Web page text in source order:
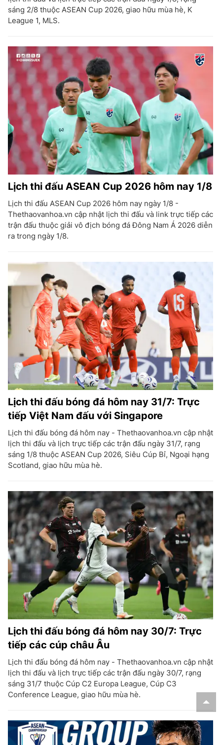
sáng 2/8 thuộc ASEAN Cup 2026, giao hữu mùa hè, K
League 1, MLS.
Lịch thi đấu ASEAN Cup 2026 hôm nay 1/8
Lịch thi đấu ASEAN Cup 2026 hôm nay ngày 1/8 -
Thethaovanhoa.vn cập nhật lịch thi đấu và link trực tiếp các
trận đấu thuộc giải vô địch bóng đá Đông Nam Á 2026 diễn
ra trong ngày 1/8.
Lịch thi đấu bóng đá hôm nay 31/7: Trực
tiếp Việt Nam đấu với Singapore
Lịch thi đấu bóng đá hôm nay - Thethaovanhoa.vn cập nhật
lịch thi đấu và lịch trực tiếp các trận đấu ngày 31/7, rạng
sáng 1/8 thuộc ASEAN Cup 2026, Siêu Cúp Bỉ, Ngoại hạng
Scotland, giao hữu mùa hè.
Lịch thi đấu bóng đá hôm nay 30/7: Trực
tiếp các cúp châu Âu
Lịch thi đấu bóng đá hôm nay - Thethaovanhoa.vn cập nhật
lịch thi đấu và lịch trực tiếp các trận đấu ngày 30/7, rạng
sáng 31/7 thuộc Cúp C2 Europa League, Cúp C3
Conference League, giao hữu mùa hè.